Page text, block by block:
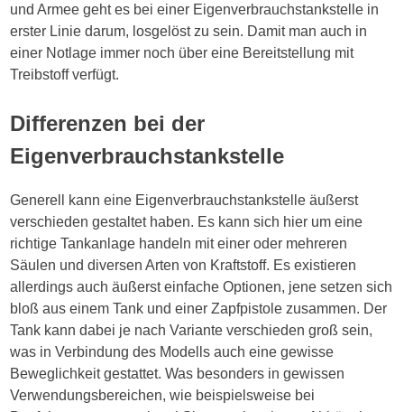
und Armee geht es bei einer Eigenverbrauchstankstelle in
erster Linie darum, losgelöst zu sein. Damit man auch in
einer Notlage immer noch über eine Bereitstellung mit
Treibstoff verfügt.
Differenzen bei der
Eigenverbrauchstankstelle
Generell kann eine Eigenverbrauchstankstelle äußerst
verschieden gestaltet haben. Es kann sich hier um eine
richtige Tankanlage handeln mit einer oder mehreren
Säulen und diversen Arten von Kraftstoff. Es existieren
allerdings auch äußerst einfache Optionen, jene setzen sich
bloß aus einem Tank und einer Zapfpistole zusammen. Der
Tank kann dabei je nach Variante verschieden groß sein,
was in Verbindung des Modells auch eine gewisse
Beweglichkeit gestattet. Was besonders in gewissen
Verwendungsbereichen, wie beispielsweise bei